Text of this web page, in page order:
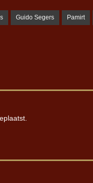
Guido Segers Pamirt